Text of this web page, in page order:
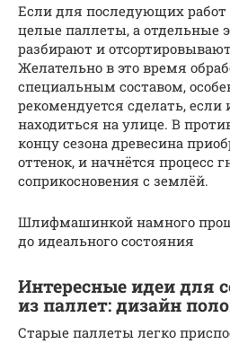
Если для последующих
целые паллеты, а отдельные
разбирают и
Желательно в это время
специальным составом,
рекомендуется сделать, если
находиться на улице. В
концу сезона древесина
оттенок, и начнётся процесс
соприкосновения с землёй.
Шлифмашинкой намного
до идеального состояния
Интересные идеи для
из паллет: дизайн
Старые паллеты легко